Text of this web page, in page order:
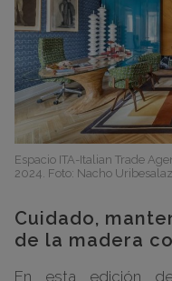
Espacio ITA-Italian Trade
2024. Foto: Nacho
Cuidado,
de la madera
En esta edición